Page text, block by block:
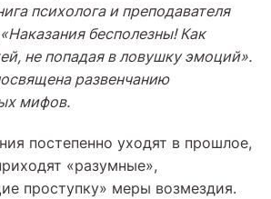
психолога и преподавателя
бесполезны! Как
не попадая в ловушку эмоций».
развенчанию
мифов.
постепенно уходят в прошлое,
«разумные»,
проступку» меры возмездия.